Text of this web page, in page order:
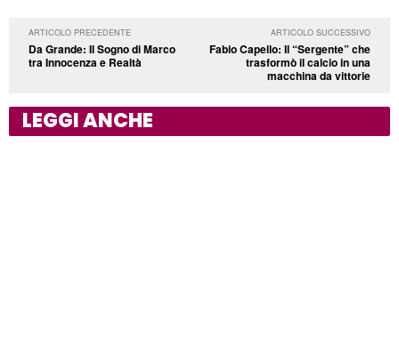
ARTICOLO PRECEDENTE
Da Grande: Il Sogno di Marco
tra Innocenza e Realtà
ARTICOLO SUCCESSIVO
Fabio Capello: Il “Sergente” che
trasformò il calcio in una
macchina da vittorie
LEGGI ANCHE